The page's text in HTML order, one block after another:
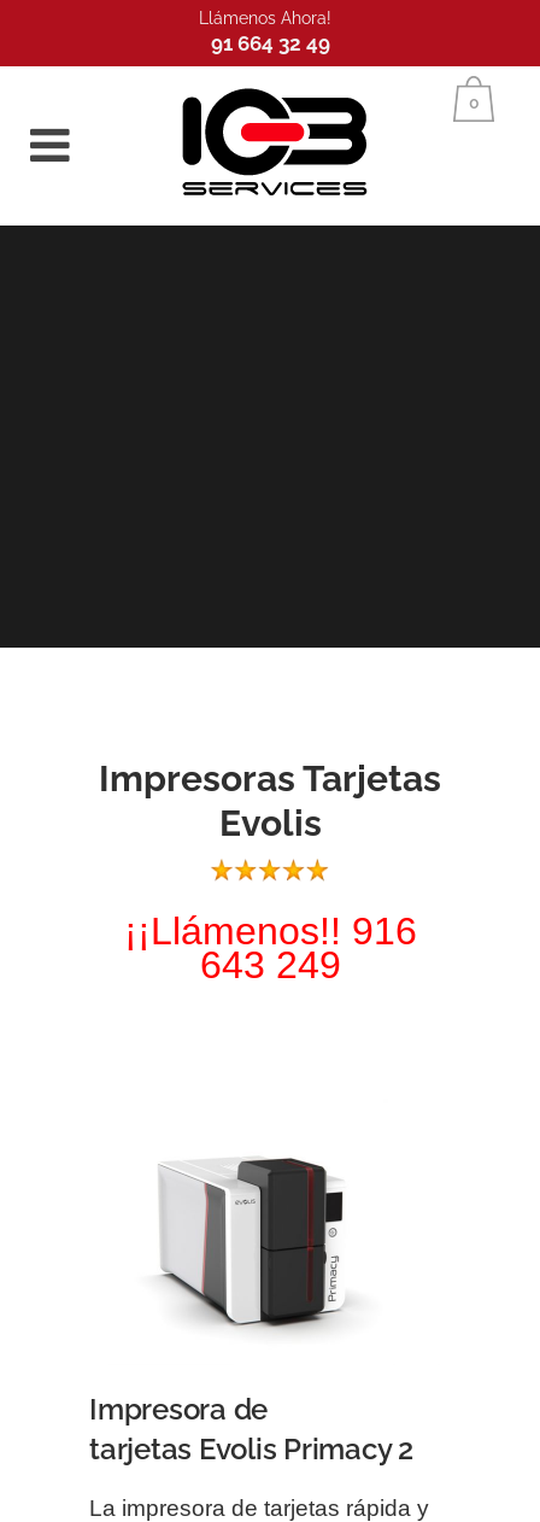
Llámenos Ahora!
91 664 32 49
Inicio 0
Impresoras Tarjetas
Evolis
¡¡Llámenos!! 916
643 249
Impresora de
tarjetas Evolis Primacy 2
La impresora de tarjetas rápida y